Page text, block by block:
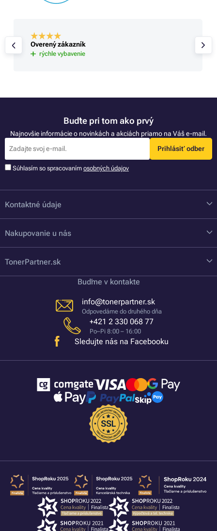
Overený zákazník
rýchle vybavenie
Buďte pri tom ako prvý
Najnovšie informácie o novinkách a akciách priamo na Váš e-mail.
Prihlásiť odber
Súhlasím so spracovaním osobných údajov
Kontaktné údaje
Nakupovanie u nás
TonerPartner.sk
Buďme v kontakte
info@tonerpartner.sk
Odpovedáme do druhého dňa
+421 2 330 068 77
Po–Pi 8:00 – 16:00
Sledujte nás na Facebooku